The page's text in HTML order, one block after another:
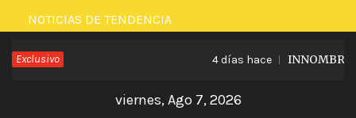
Saltar
al
contenido
NOTICIAS DE TENDENCIA
Exclusivo 4 días hace
viernes, Ago 7, 2026